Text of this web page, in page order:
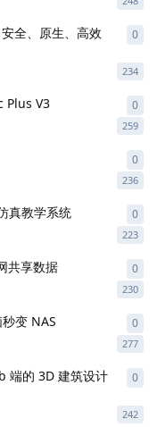
全、原生、高效
234
0
Plus V3
259
0
236
0
真教学系统
223
0
共享数据
230
0
变 NAS
277
0
端的 3D 建筑设计
242
0